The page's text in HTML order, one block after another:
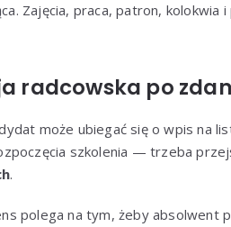
Zajęcia, praca, patron, kolokwia
radcowska po
może ubiegać się o wpis na
szkolenia — trzeba
.
polega na tym, żeby absolwent